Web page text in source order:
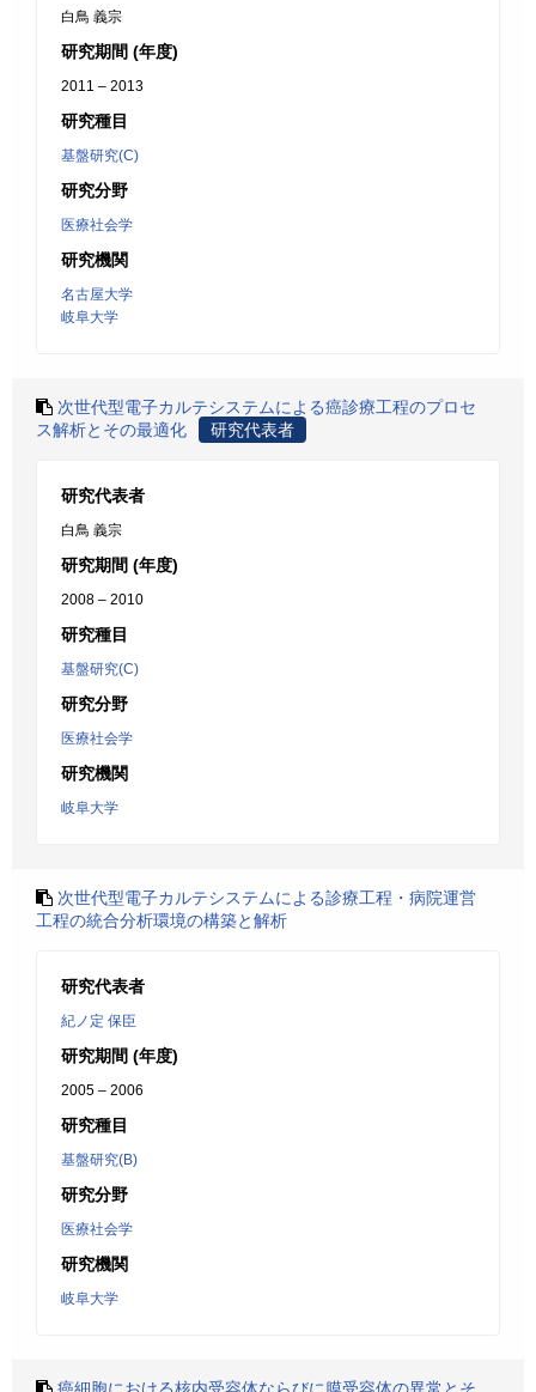
白鳥 義宗
研究期間 (年度)
2011 – 2013
研究種目
基盤研究(C)
研究分野
医療社会学
研究機関
名古屋大学
岐阜大学
次世代型電子カルテシステムによる癌診療工程のプロセ
ス解析とその最適化
研究代表者
研究代表者
白鳥 義宗
研究期間 (年度)
2008 – 2010
研究種目
基盤研究(C)
研究分野
医療社会学
研究機関
岐阜大学
次世代型電子カルテシステムによる診療工程・病院運営
工程の統合分析環境の構築と解析
研究代表者
紀ノ定 保臣
研究期間 (年度)
2005 – 2006
研究種目
基盤研究(B)
研究分野
医療社会学
研究機関
岐阜大学